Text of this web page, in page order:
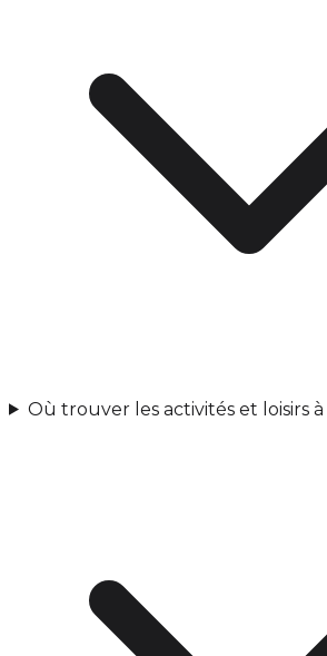
Où trouver les activités et loisirs